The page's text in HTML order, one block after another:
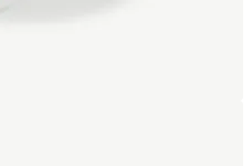
lisab industriaalset ilmet,